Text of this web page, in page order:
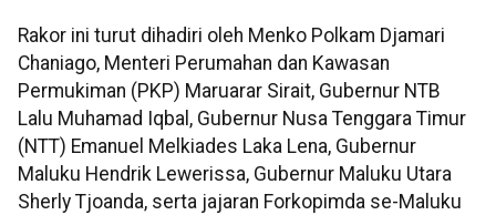
Rakor ini turut dihadiri oleh Menko Polkam Djamari
Chaniago, Menteri Perumahan dan Kawasan
Permukiman (PKP) Maruarar Sirait, Gubernur NTB
Lalu Muhamad Iqbal, Gubernur Nusa Tenggara Timur
(NTT) Emanuel Melkiades Laka Lena, Gubernur
Maluku Hendrik Lewerissa, Gubernur Maluku Utara
Sherly Tjoanda, serta jajaran Forkopimda se-Maluku